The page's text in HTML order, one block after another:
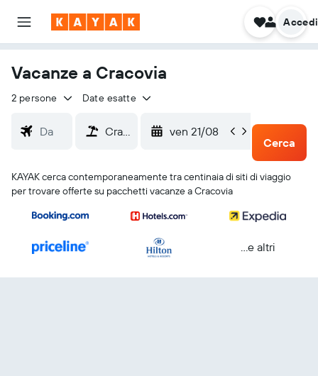
Accedi
Vacanze a Cracovia
2 persone Date esatte
ven 21/08
lun
Cerca
KAYAK cerca contemporaneamente tra centinaia di siti di viaggio
per trovare offerte su pacchetti vacanze a Cracovia
...e altri